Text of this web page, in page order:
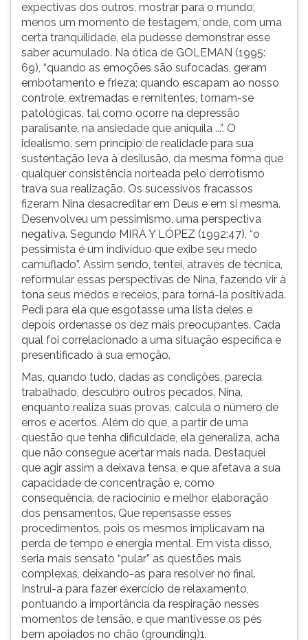
expectivas dos outros, mostrar para o mundo;
menos um momento de testagem, onde, com uma
certa tranquilidade, ela pudesse demonstrar esse
saber acumulado. Na ótica de GOLEMAN (1995:
69), “quando as emoções são sufocadas, geram
embotamento e frieza; quando escapam ao nosso
controle, extremadas e remitentes, tornam-se
patológicas, tal como ocorre na depressão
paralisante, na ansiedade que aniquila ...”. O
idealismo, sem princípio de realidade para sua
sustentação leva à desilusão, da mesma forma que
qualquer consistência norteada pelo derrotismo
trava sua realização. Os sucessivos fracassos
fizeram Nina desacreditar em Deus e em si mesma.
Desenvolveu um pessimismo, uma perspectiva
negativa. Segundo MIRA Y LÓPEZ (1992:47), “o
pessimista é um indivíduo que exibe seu medo
camuflado”. Assim sendo, tentei, através de técnica,
reformular essas perspectivas de Nina, fazendo vir à
tona seus medos e receios, para torná-la positivada.
Pedi para ela que esgotasse uma lista deles e
depois ordenasse os dez mais preocupantes. Cada
qual foi correlacionado a uma situação específica e
presentificado à sua emoção.
Mas, quando tudo, dadas as condições, parecia
trabalhado, descubro outros pecados. Nina,
enquanto realiza suas provas, calcula o número de
erros e acertos. Além do que, a partir de uma
questão que tenha dificuldade, ela generaliza, acha
que não consegue acertar mais nada. Destaquei
que agir assim a deixava tensa, e que afetava a sua
capacidade de concentração e, como
consequência, de raciocínio e melhor elaboração
dos pensamentos. Que repensasse esses
procedimentos, pois os mesmos implicavam na
perda de tempo e energia mental. Em vista disso,
seria mais sensato “pular” as questões mais
complexas, deixando-as para resolver no final.
Instrui-a para fazer exercício de relaxamento,
pontuando a importância da respiração nesses
momentos de tensão, e que mantivesse os pés
bem apoiados no chão (grounding)1.